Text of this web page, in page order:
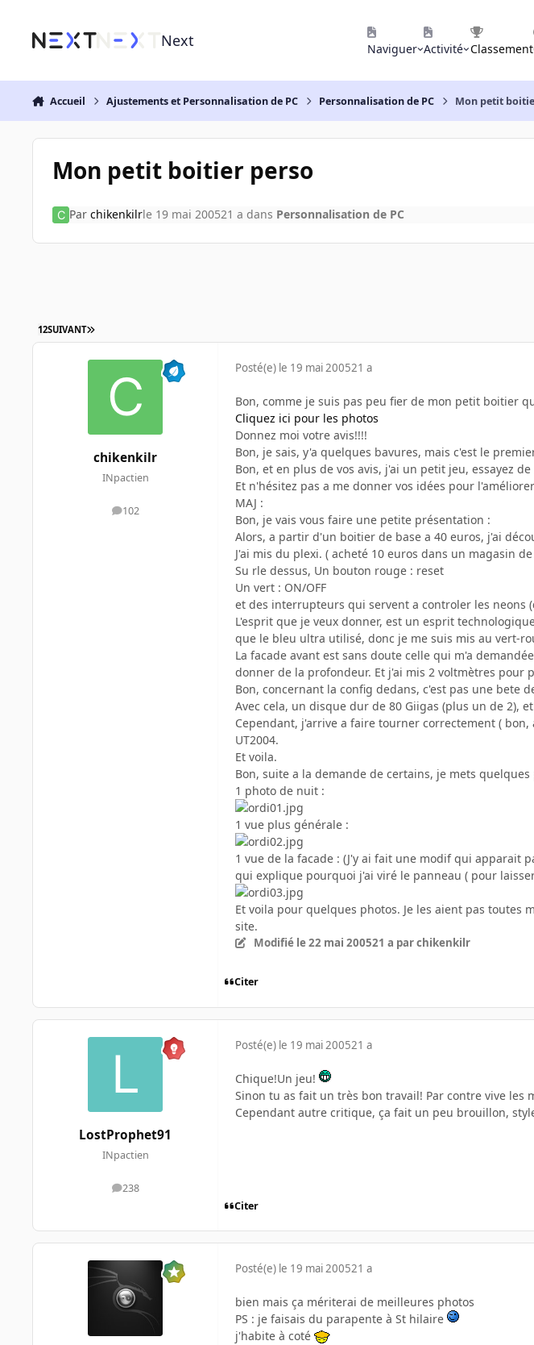
Next Naviguer Activité Classement
Accueil Ajustements et Personnalisation de PC Personnalisation de PC Mon petit
Mon petit boitier perso
Par chikenkilrle 19 mai 200521 a dans Personnalisation de PC
12SUIVANT
chikenkilr
INpactien
102
messages
Posté(e) le 19 mai 200521 a
Bon, comme je suis pas peu fier de mon petit boitier
Cliquez ici pour les photos
Donnez moi votre avis!!!!
Bon, je sais, y'a quelques bavures, mais c'est le
Bon, et en plus de vos avis, j'ai un petit jeu, essayez
Et n'hésitez pas a me donner vos idées pour
MAJ :
Bon, je vais vous faire une petite présentation :
Alors, a partir d'un boitier de base a 40 euros, j'ai
J'ai mis du plexi. ( acheté 10 euros dans un magasin
Su rle dessus, Un bouton rouge : reset
Un vert : ON/OFF
et des interrupteurs qui servent a controler les neons
L'esprit que je veux donner, est un esprit
que le bleu ultra utilisé, donc je me suis mis au vert-
La facade avant est sans doute celle qui m'a
donner de la profondeur. Et j'ai mis 2 voltmètres pour
Bon, concernant la config dedans, c'est pas une bete
Avec cela, un disque dur de 80 Giigas (plus un de 2),
Cependant, j'arrive a faire tourner correctement (
UT2004.
Et voila.
Bon, suite a la demande de certains, je mets quelques
1 photo de nuit :
1 vue plus générale :
1 vue de la facade : (J'y ai fait une modif qui apparait
qui explique pourquoi j'ai viré le panneau ( pour
Et voila pour quelques photos. Je les aient pas
site.
Modifié le 22 mai 200521 a par chikenkilr
Citer
LostProphet91
INpactien
238
messages
Posté(e) le 19 mai 200521 a
Chique!Un jeu!
Sinon tu as fait un très bon travail! Par contre vive les
Cependant autre critique, ça fait un peu brouillon,
Citer
Posté(e) le 19 mai 200521 a
bien mais ça mériterai de meilleures photos
PS : je faisais du parapente à St hilaire
j'habite à coté